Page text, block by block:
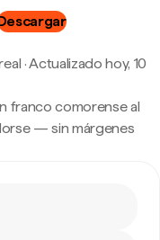
·Actualizado hoy, 10
franco comorense al
— sin márgenes